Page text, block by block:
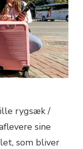
rygsæk /
sine
som bliver